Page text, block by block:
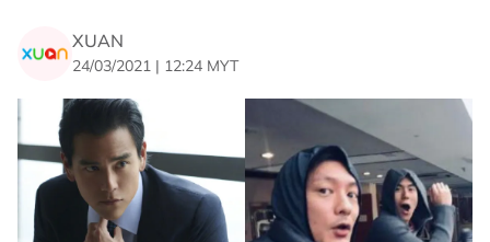
XUAN
24/03/2021 | 12:24 MYT